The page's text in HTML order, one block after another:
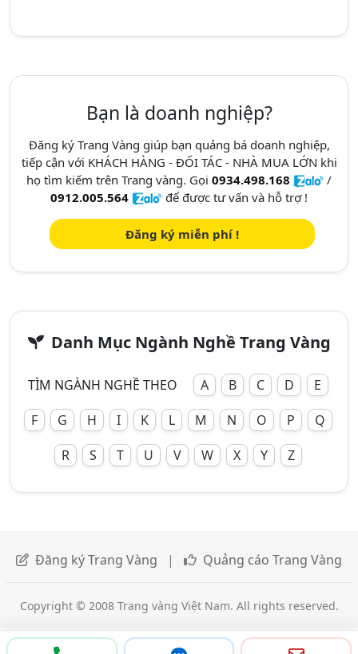
Bạn là doanh nghiệp?
Đăng ký Trang Vàng giúp bạn quảng bá doanh nghiệp,
tiếp cận với KHÁCH HÀNG - ĐỐI TÁC - NHÀ MUA LỚN khi
họ tìm kiếm trên Trang vàng. Gọi 0934.498.168
/
0912.005.564
để được tư vấn và hỗ trợ !
Đăng ký miễn phí !
Danh Mục Ngành Nghề Trang Vàng
TÌM NGÀNH NGHỀ THEO A B C D
E
F
G H I K L M N O P
Q
R
S T U V W X Y Z
Đăng ký Trang Vàng | Quảng cáo Trang Vàng
Copyright © 2008 Trang vàng Việt Nam. All rights reserved.